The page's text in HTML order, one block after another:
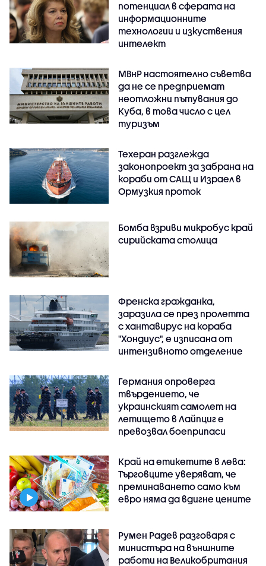
потенциал в сферата на
информационните
технологии и изкуствения
интелект
МВнР настоятелно съветва
да не се предприемат
неотложни пътувания до
Куба, в това число с цел
туризъм
Техеран разглежда
законопроект за забрана на
кораби от САЩ и Израел в
Ормузкия проток
Бомба взриви микробус край
сирийската столица
Френска гражданка,
заразила се през пролетта
с хантавирус на кораба
"Хондиус", е изписана от
интензивното отделение
Германия опроверга
твърдението, че
украинският самолет на
летището в Лайпциг е
превозвал боеприпаси
Край на етикетите в лева:
Търговците уверяват, че
преминаването само към
евро няма да вдигне цените
Румен Радев разговаря с
министъра на външните
работи на Великобритания